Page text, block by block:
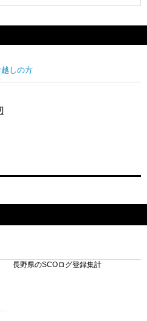
しの方
長野県のSCOログ登録集計